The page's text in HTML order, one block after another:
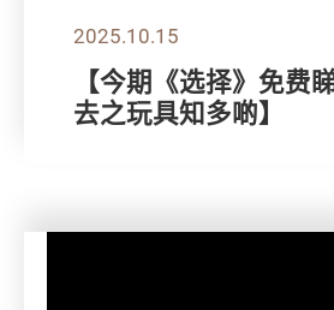
2025.10.15
【今期《选择》免费
去之玩具知多啲】